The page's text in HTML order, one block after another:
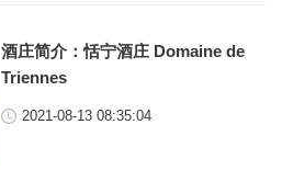
酒庄简介：恬宁酒庄 Domaine de
Triennes
2021-08-13 08:35:04